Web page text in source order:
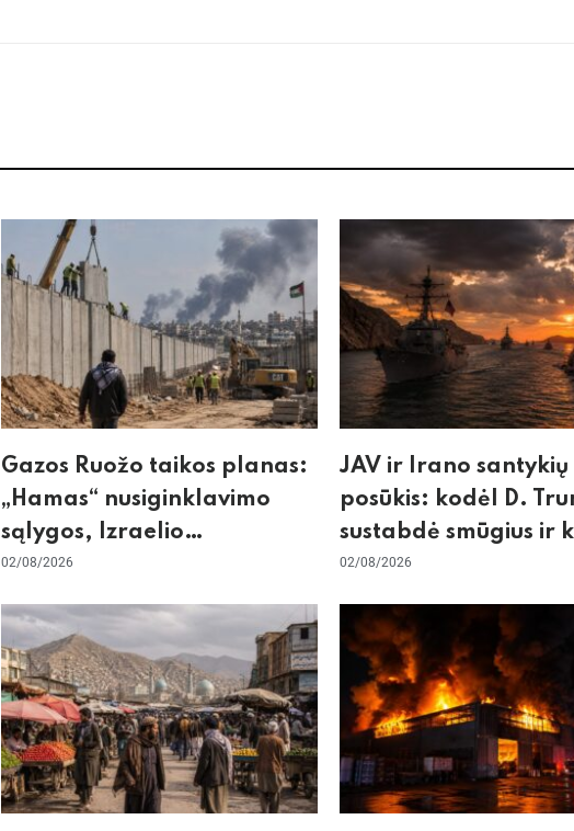
Gazos Ruožo taikos planas:
„Hamas“ nusiginklavimo
sąlygos, Izraelio
skepticizmas ir ES nerimas
02/08/2026
JAV ir Irano santykių
posūkis: kodėl D.
sustabdė smūgius ir
rizikuoja pasaulio
02/08/2026